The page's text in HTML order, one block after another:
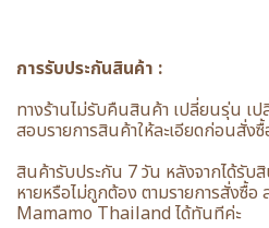
การรับประกันสินค้า :
ทางร้านไม่รับคืนสินค้า เปลี่ยนรุ่น เ
สอบรายการสินค้าให้ละเอียดก่อนสั่งซื้
สินค้ารับประกัน 7 วัน หลังจากได้รับ
หายหรือไม่ถูกต้อง ตามรายการสั่งซื้
Mamamo Thailand ได้ทันทีค่ะ